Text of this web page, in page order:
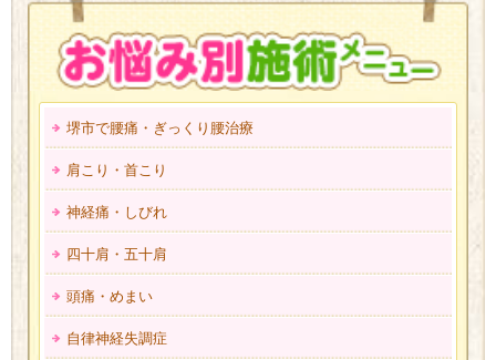
堺市で腰痛・ぎっくり腰治療
肩こり・首こり
神経痛・しびれ
四十肩・五十肩
頭痛・めまい
自律神経失調症